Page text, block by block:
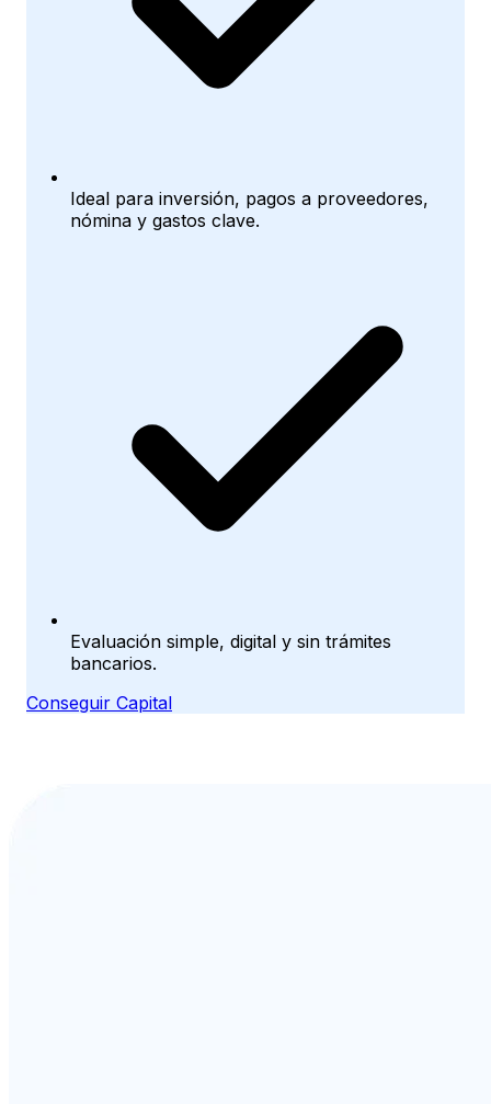
Ideal para inversión, pagos a proveedores,
nómina y gastos clave.
Evaluación simple, digital y sin trámites
bancarios.
Conseguir Capital